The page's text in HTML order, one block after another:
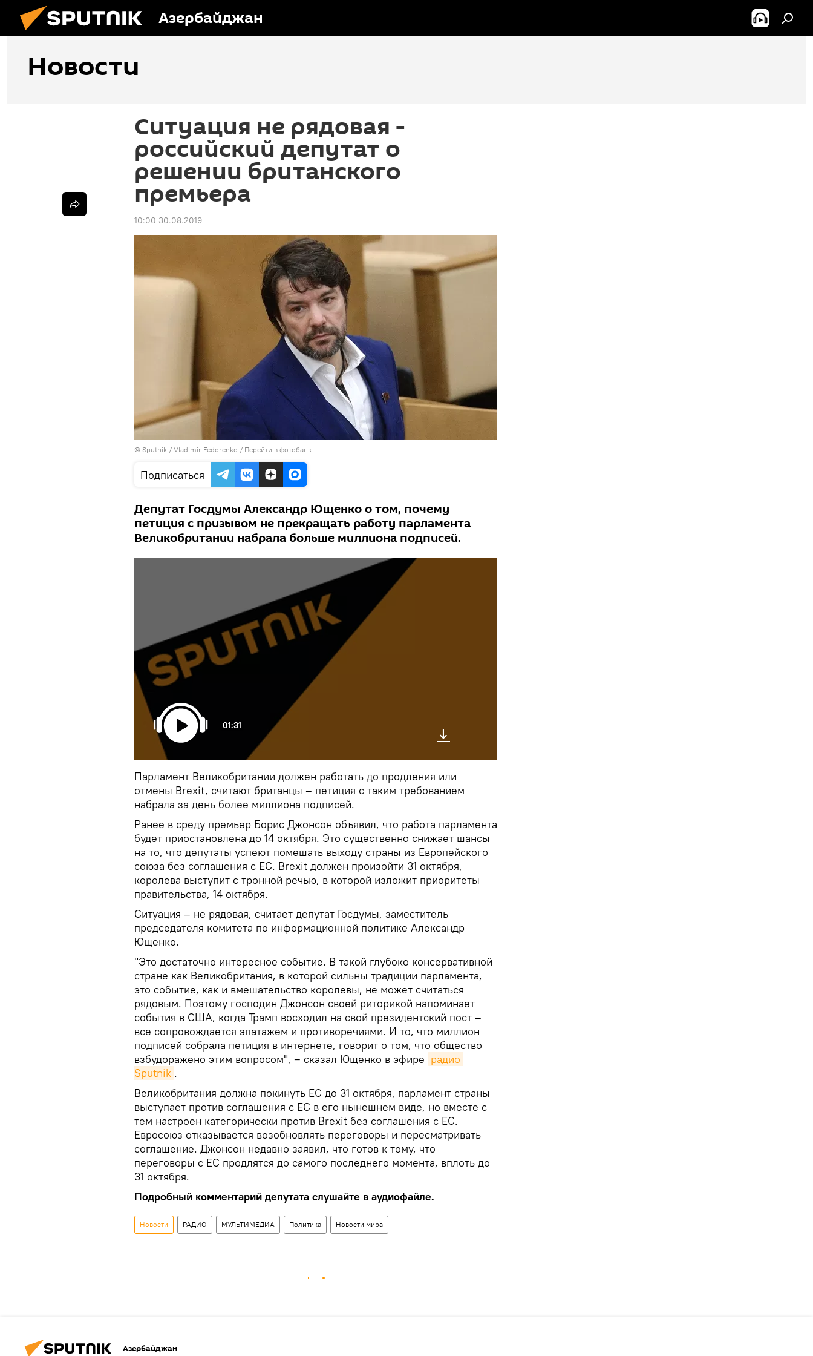
Азербайджан
Новости
Ситуация не рядовая -
российский депутат о
решении британского
премьера
10:00 30.08.2019
© Sputnik / Vladimir Fedorenko / Перейти в фотобанк
Подписаться
Депутат Госдумы Александр Ющенко о том, почему
петиция с призывом не прекращать работу парламента
Великобритании набрала больше миллиона подписей.
01:31
Парламент Великобритании должен работать до продления или
отмены Brexit, считают британцы – петиция с таким требованием
набрала за день более миллиона подписей.
Ранее в среду премьер Борис Джонсон объявил, что работа парламента
будет приостановлена до 14 октября. Это существенно снижает шансы
на то, что депутаты успеют помешать выходу страны из Европейского
союза без соглашения с ЕС. Brexit должен произойти 31 октября,
королева выступит с тронной речью, в которой изложит приоритеты
правительства, 14 октября.
Ситуация – не рядовая, считает депутат Госдумы, заместитель
председателя комитета по информационной политике Александр
Ющенко.
"Это достаточно интересное событие. В такой глубоко консервативной
стране как Великобритания, в которой сильны традиции парламента,
это событие, как и вмешательство королевы, не может считаться
рядовым. Поэтому господин Джонсон своей риторикой напоминает
события в США, когда Трамп восходил на свой президентский пост –
все сопровождается эпатажем и противоречиями. И то, что миллион
подписей собрала петиция в интернете, говорит о том, что общество
взбудоражено этим вопросом", ‒ сказал Ющенко в эфире радио
Sputnik .
Великобритания должна покинуть ЕС до 31 октября, парламент страны
выступает против соглашения с ЕС в его нынешнем виде, но вместе с
тем настроен категорически против Brexit без соглашения с ЕС.
Евросоюз отказывается возобновлять переговоры и пересматривать
соглашение. Джонсон недавно заявил, что готов к тому, что
переговоры с ЕС продлятся до самого последнего момента, вплоть до
31 октября.
Подробный комментарий депутата слушайте в аудиофайле.
Новости РАДИО МУЛЬТИМЕДИА Политика Новости мира
Азербайджан